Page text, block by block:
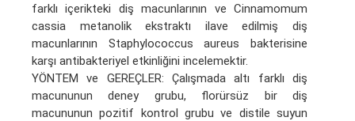
farklı içerikteki diş macunlarının ve Cinnamomum
cassia metanolik ekstraktı ilave edilmiş diş
macunlarının Staphylococcus aureus bakterisine
karşı antibakteriyel etkinliğini incelemektir.
YÖNTEM ve GEREÇLER: Çalışmada altı farklı diş
macununun deney grubu, florürsüz bir diş
macununun pozitif kontrol grubu ve distile suyun